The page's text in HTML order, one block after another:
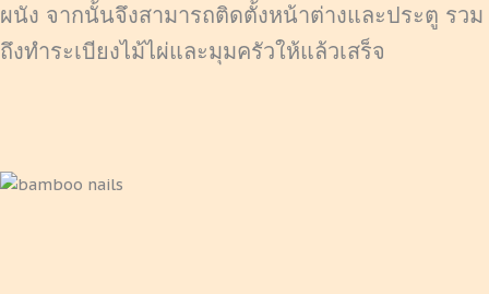
ผนัง จากนั้นจึงสามารถติดตั้งหน้าต่างและประตู รวม
ถึงทำระเบียงไม้ไผ่และมุมครัวให้แล้วเสร็จ